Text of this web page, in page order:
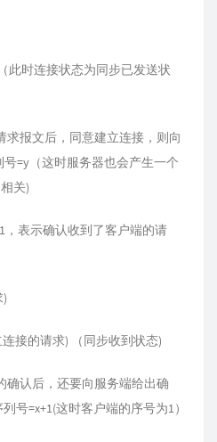
此时连接状态为同步已发送状
求报文后，同意建立连接，则向
=y（这时服务器也会产生一个
关)
，表示确认收到了客户端的请
接的请求) （同步收到状态)
确认后，还要向服务端给出确
号=x+1(这时客户端的序号为1）